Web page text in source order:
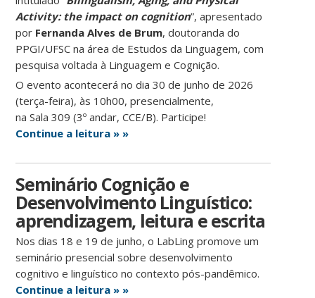
Activity:the impact on cognition”, apresentado
por Fernanda Alves de Brum, doutoranda do
PPGI/UFSC na área de Estudos da Linguagem, com
pesquisa voltada à Linguagem e Cognição.
O evento acontecerá no dia 30 de junho de 2026
(terça-feira), às 10h00, presencialmente,
naSala309 (3º andar, CCE/B). Participe!
Continue a leitura » »
Seminário Cognição e
Desenvolvimento Linguístico:
aprendizagem, leitura e escrita
Nos dias 18 e 19 de junho, o LabLing promove um
seminário presencial sobre desenvolvimento
cognitivo e linguístico no contexto pós-pandêmico.
Continue a leitura » »